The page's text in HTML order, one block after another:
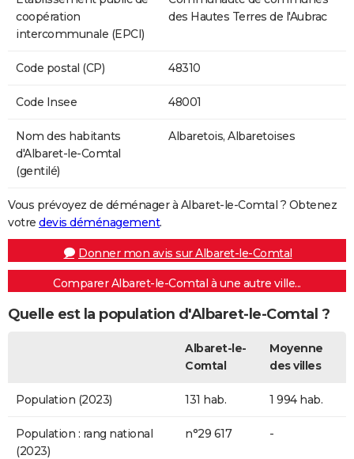
coopération
intercommunale (EPCI)
des Hautes Terres de l'Aubrac
Code postal (CP) 48310
Code Insee 48001
Nom des habitants
d'Albaret-le-Comtal
(gentilé)
Albaretois, Albaretoises
Vous prévoyez de déménager à Albaret-le-Comtal ? Obtenez
votre devis déménagement.
Donner mon avis sur Albaret-le-Comtal
Comparer Albaret-le-Comtal à une autre ville...
Quelle est la population d'Albaret-le-Comtal ?
Albaret-le-
Comtal
Moyenne
des villes
Population (2023) 131 hab. 1 994 hab.
Population : rang national
(2023)
n°29 617 -